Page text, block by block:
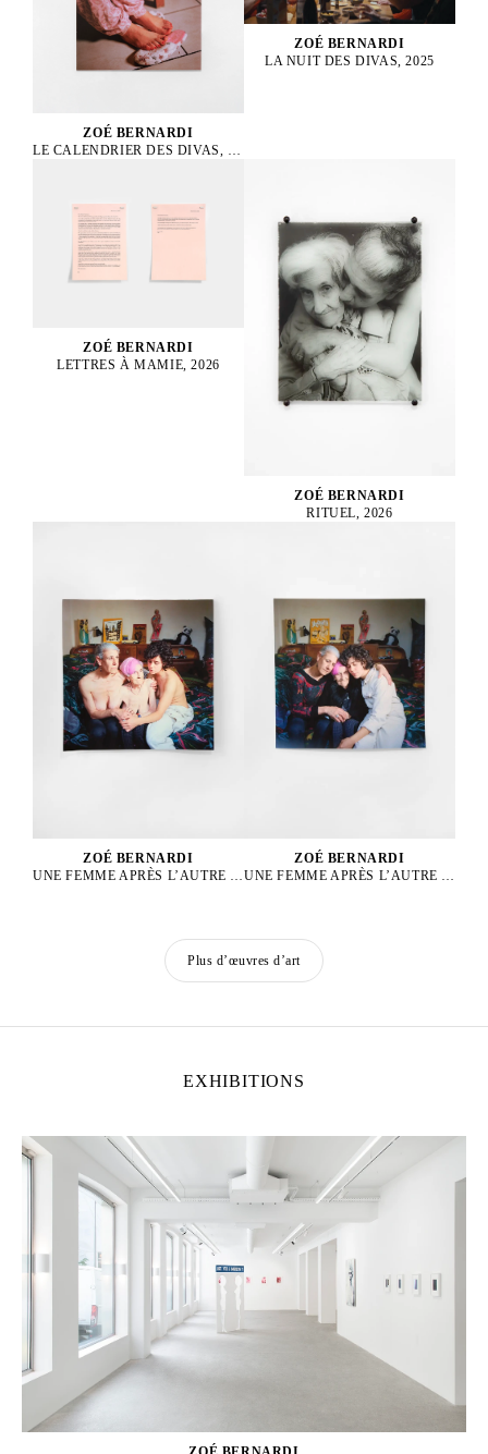
ZOÉ BERNARDI
LE CALENDRIER DES DIVAS, 2025
ZOÉ BERNARDI
LA NUIT DES DIVAS, 2025
ZOÉ BERNARDI
LETTRES À MAMIE, 2026
ZOÉ BERNARDI
RITUEL, 2026
ZOÉ BERNARDI
UNE FEMME APRÈS L’AUTRE 1, 2024
ZOÉ BERNARDI
UNE FEMME APRÈS L’AUTRE 2, 2024
Plus d’œuvres d’art
EXHIBITIONS